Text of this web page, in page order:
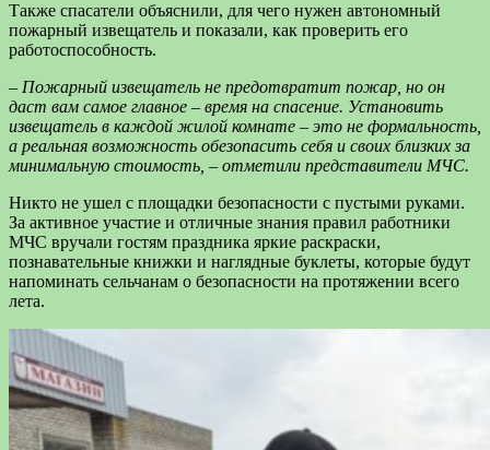
Также спасатели объяснили, для чего нужен автономный
пожарный извещатель и показали, как проверить его
работоспособность.
– Пожарный извещатель не предотвратит пожар, но он
даст вам самое главное – время на спасение. Установить
извещатель в каждой жилой комнате – это не формальность,
а реальная возможность обезопасить себя и своих близких за
минимальную стоимость, – отметили представители МЧС.
Никто не ушел с площадки безопасности с пустыми руками.
За активное участие и отличные знания правил работники
МЧС вручали гостям праздника яркие раскраски,
познавательные книжки и наглядные буклеты, которые будут
напоминать сельчанам о безопасности на протяжении всего
лета.